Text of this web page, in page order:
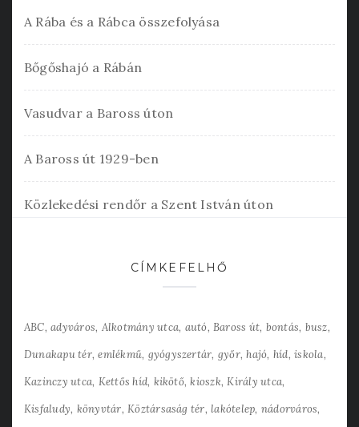
A Rába és a Rábca összefolyása
Bőgőshajó a Rábán
Vasudvar a Baross úton
A Baross út 1929-ben
Közlekedési rendőr a Szent István úton
CÍMKEFELHŐ
ABC adyváros Alkotmány utca autó Baross út bontás busz
Dunakapu tér emlékmű gyógyszertár győr hajó híd iskola
Kazinczy utca Kettős híd kikötő kioszk Király utca
Kisfaludy könyvtár Köztársaság tér lakótelep nádorváros